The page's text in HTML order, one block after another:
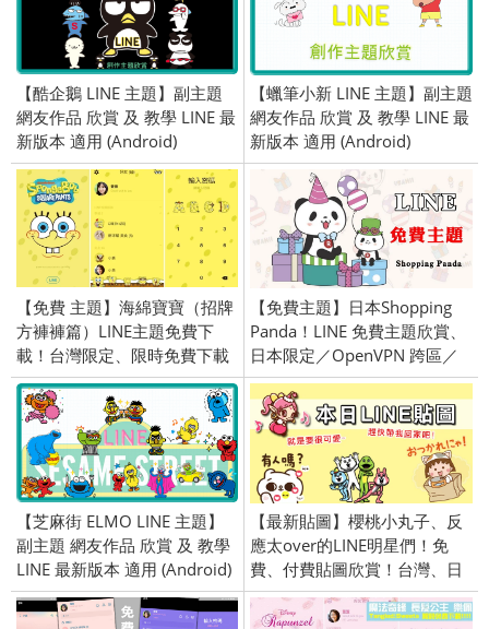
【酷企鵝 LINE 主題】副主題
網友作品 欣賞 及 教學 LINE 最
新版本 適用 (Android)
【蠟筆小新 LINE 主題】副主題
網友作品 欣賞 及 教學 LINE 最
新版本 適用 (Android)
【免費 主題】海綿寶寶（招牌
方褲褲篇）LINE主題免費下
載！台灣限定、限時免費下載
／2019/08/29
【免費主題】日本Shopping
Panda！LINE 免費主題欣賞、
日本限定／OpenVPN 跨區／
2018/07/03
【芝麻街 ELMO LINE 主題】
副主題 網友作品 欣賞 及 教學
LINE 最新版本 適用 (Android)
【最新貼圖】櫻桃小丸子、反
應太over的LINE明星們！免
費、付費貼圖欣賞！台灣、日
本、泰國限定／openVPN跨區
／2016/9/29